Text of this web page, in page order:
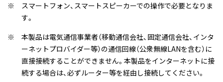
※
スマートフォン、スマートスピーカーでの操作で必要となりま
す。
※
本製品は電気通信事業者（移動通信会社、固定通信会社、インタ
ーネットプロバイダー等）の通信回線（公衆無線LANを含む）に
直接接続することができません。本製品をインターネットに接
続する場合は、必ずルーター等を経由し接続してください。